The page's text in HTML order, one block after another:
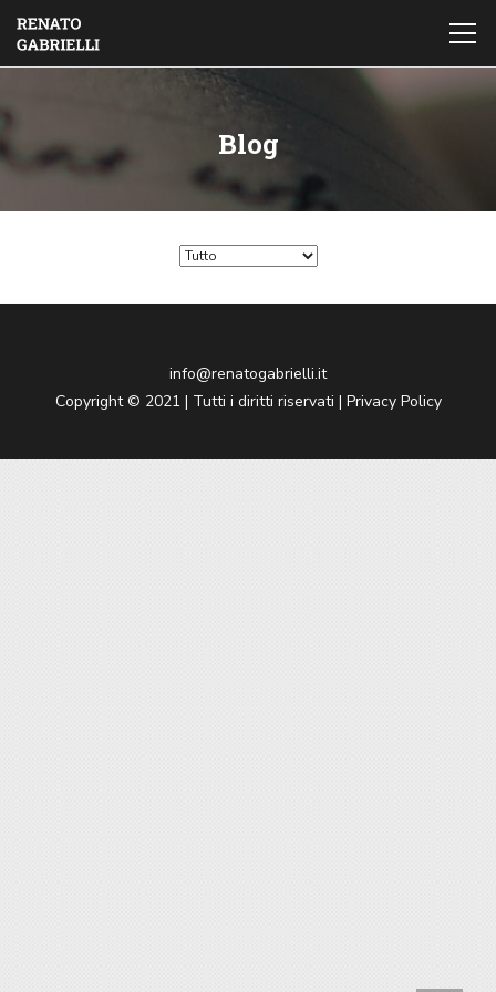
Blog
info@renatogabrielli.it
Copyright © 2021 | Tutti i diritti riservati | Privacy Policy